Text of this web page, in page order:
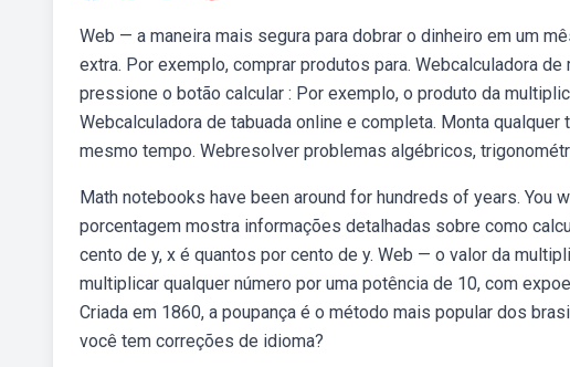
Web — a maneira mais segura para dobrar o dinheiro em um
extra. Por exemplo, comprar produtos para. Webcalculadora
pressione o botão calcular : Por exemplo, o produto da
Webcalculadora de tabuada online e completa. Monta qualquer
mesmo tempo. Webresolver problemas algébricos,
Math notebooks have been around for hundreds of years.
porcentagem mostra informações detalhadas sobre como
cento de y, x é quantos por cento de y. Web — o valor da
multiplicar qualquer número por uma potência de 10, com
Criada em 1860, a poupança é o método mais popular dos
você tem correções de idioma?